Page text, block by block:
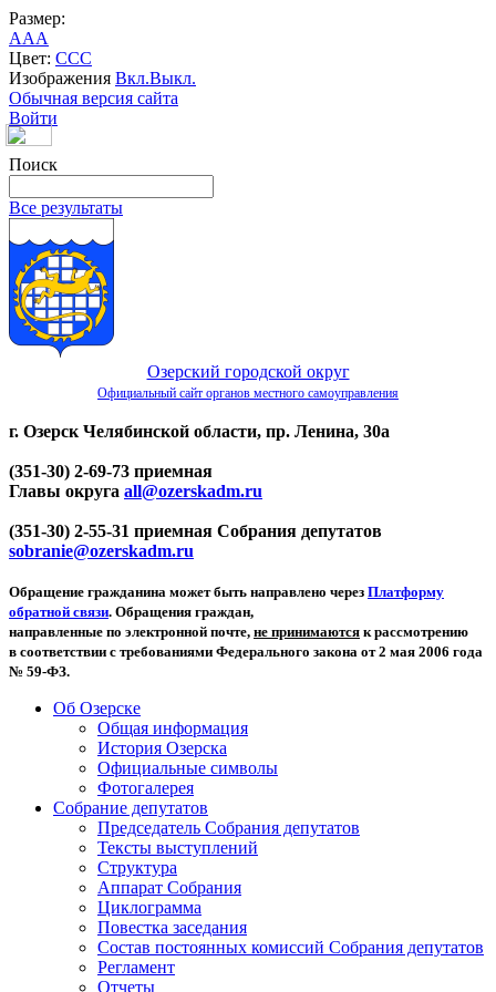
Размер:
AAA
Цвет: CCC
Изображения Вкл.Выкл.
Обычная версия сайта
Войти
Поиск
Все результаты
Озерский городской округ
Официальный сайт органов местного самоуправления
г. Озерск Челябинской области, пр. Ленина, 30а
(351-30) 2-69-73 приемная
Главы округа all@ozerskadm.ru
(351-30) 2-55-31 приемная Собрания депутатов
sobranie@ozerskadm.ru
Обращение гражданина может быть направлено через Платформу
обратной связи. Обращения граждан,
направленные по электронной почте, не принимаются к рассмотрению
в соответствии с требованиями Федерального закона от 2 мая 2006 года
№ 59-ФЗ.
Об Озерске
Общая информация
История Озерска
Официальные символы
Фотогалерея
Собрание депутатов
Председатель Собрания депутатов
Тексты выступлений
Структура
Аппарат Собрания
Циклограмма
Повестка заседания
Состав постоянных комиссий Собрания депутатов
Регламент
Отчеты